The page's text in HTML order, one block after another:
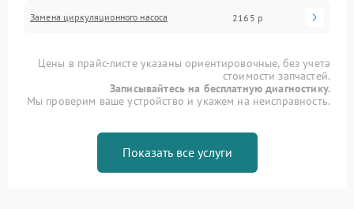
Замена циркуляционного насоса 2165 р
Цены в прайс-листе указаны ориентировочные, без учета
стоимости запчастей.
Записывайтесь на бесплатную диагностику.
Мы проверим ваше устройство и укажем на неисправность.
Показать все услуги